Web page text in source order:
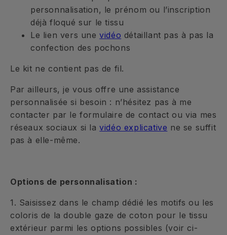
personnalisation, le prénom ou l’inscription
déjà floqué sur le tissu
Le lien vers unevidéo détaillant pas à pas la
confection des pochons
Le kit ne contient pas de fil.
Par ailleurs, je vous offre une assistance
personnalisée si besoin : n’hésitez pas à me
contacter par le formulaire de contact ou via mes
réseaux sociaux si lavidéo explicative ne se suffit
pas à elle-même.
Options de personnalisation :
1. Saisissez dans le champ dédié les motifs ou les
coloris de la double gaze de coton pour le tissu
extérieur parmi les options possibles (voir ci-